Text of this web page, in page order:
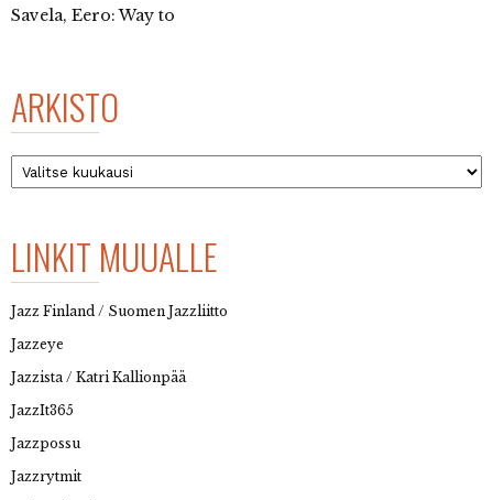
Savela, Eero: Way to
ARKISTO
Arkisto
LINKIT MUUALLE
Jazz Finland / Suomen Jazzliitto
Jazzeye
Jazzista / Katri Kallionpää
JazzIt365
Jazzpossu
Jazzrytmit